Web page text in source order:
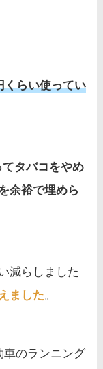
くらい使ってい
タバコをやめ
余裕で埋めら
減らしました
ました。
車のランニング